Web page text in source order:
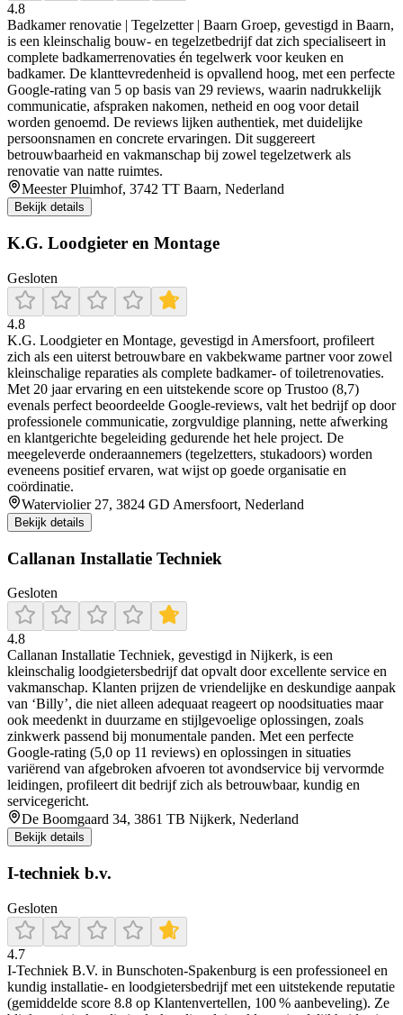
4.8
Badkamer renovatie | Tegelzetter | Baarn Groep, gevestigd in Baarn,
is een kleinschalig bouw- en tegelzetbedrijf dat zich specialiseert in
complete badkamerrenovaties én tegelwerk voor keuken en
badkamer. De klanttevredenheid is opvallend hoog, met een perfecte
Google-rating van 5 op basis van 29 reviews, waarin nadrukkelijk
communicatie, afspraken nakomen, netheid en oog voor detail
worden genoemd. De reviews lijken authentiek, met duidelijke
persoonsnamen en concrete ervaringen. Dit suggereert
betrouwbaarheid en vakmanschap bij zowel tegelzetwerk als
renovatie van natte ruimtes.
Meester Pluimhof, 3742 TT Baarn, Nederland
Bekijk details
K.G. Loodgieter en Montage
Gesloten
4.8
K.G. Loodgieter en Montage, gevestigd in Amersfoort, profileert
zich als een uiterst betrouwbare en vakbekwame partner voor zowel
kleinschalige reparaties als complete badkamer‑ of toiletrenovaties.
Met 20 jaar ervaring en een uitstekende score op Trustoo (8,7)
evenals perfect beoordeelde Google‑reviews, valt het bedrijf op door
professionele communicatie, zorgvuldige planning, nette afwerking
en klantgerichte begeleiding gedurende het hele project. De
meegeleverde onderaannemers (tegelzetters, stukadoors) worden
eveneens positief ervaren, wat wijst op goede organisatie en
coördinatie.
Waterviolier 27, 3824 GD Amersfoort, Nederland
Bekijk details
Callanan Installatie Techniek
Gesloten
4.8
Callanan Installatie Techniek, gevestigd in Nijkerk, is een
kleinschalig loodgietersbedrijf dat opvalt door excellente service en
vakmanschap. Klanten prijzen de vriendelijke en deskundige aanpak
van ‘Billy’, die niet alleen adequaat reageert op noodsituaties maar
ook meedenkt in duurzame en stijlgevoelige oplossingen, zoals
zinkwerk passend bij monumentale panden. Met een perfecte
Google-rating (5,0 op 11 reviews) en oplossingen in situaties
variërend van afgebroken afvoeren tot avondservice bij vervormde
leidingen, profileert dit bedrijf zich als betrouwbaar, kundig en
servicegericht.
De Boomgaard 34, 3861 TB Nijkerk, Nederland
Bekijk details
I-techniek b.v.
Gesloten
4.7
I-Techniek B.V. in Bunschoten‑Spakenburg is een professioneel en
kundig installatie- en loodgietersbedrijf met een uitstekende reputatie
(gemiddelde score 8.8 op Klantenvertellen, 100 % aanbeveling). Ze